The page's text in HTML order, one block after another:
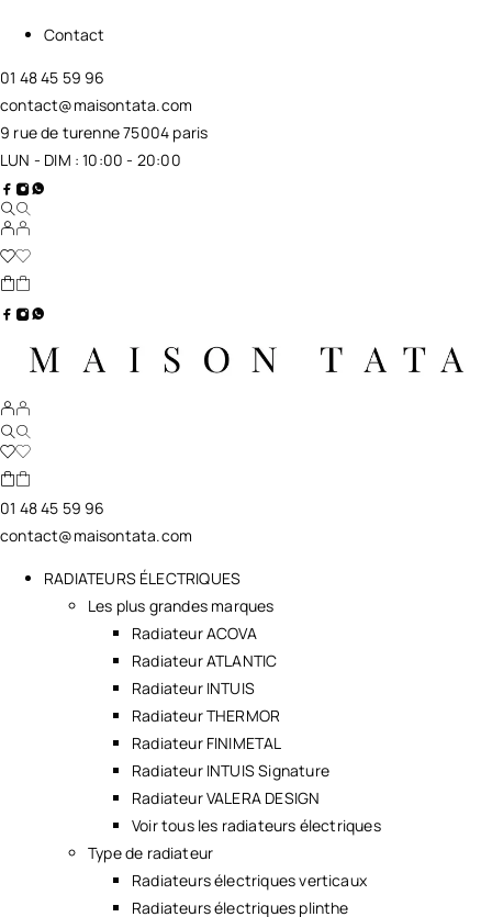
Contact
01 48 45 59 96
contact@maisontata.com
9 rue de turenne 75004 paris
LUN - DIM : 10:00 - 20:00
01 48 45 59 96
contact@maisontata.com
RADIATEURS ÉLECTRIQUES
Les plus grandes marques
Radiateur ACOVA
Radiateur ATLANTIC
Radiateur INTUIS
Radiateur THERMOR
Radiateur FINIMETAL
Radiateur INTUIS Signature
Radiateur VALERA DESIGN
Voir tous les radiateurs électriques
Type de radiateur
Radiateurs électriques verticaux
Radiateurs électriques plinthe